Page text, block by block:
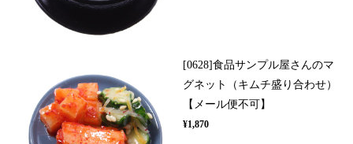
[0628]食品サンプル屋さんのマ
グネット（キムチ盛り合わせ）
【メール便不可】
¥1,870